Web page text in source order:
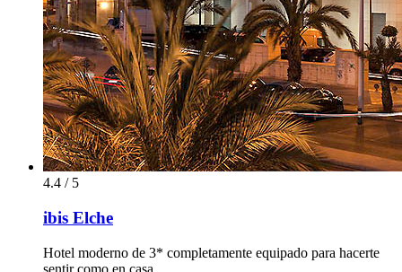
4.4 / 5
ibis Elche
Hotel moderno de 3* completamente equipado para hacerte
sentir como en casa.